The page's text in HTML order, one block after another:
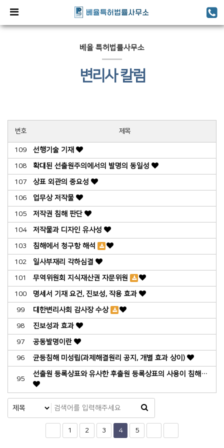
베율 특허법률사무소
변리사 칼럼
번호 제목
109
선행기술 기재
108
확대된 선출원주의에서의 발명의 동일성
107
상표 외관의 중요성
106
업무상 저작물
105
저작권 침해 판단
104
저작물과 디자인 유사성
103
침해에서 청구항 해석
102
일사부재리 각하심결
101
무역위원회 지식재산권 자문위원
100
명세서 기재 요건, 진보성, 작용 효과
99
대한변리사회 감사장 수상
98
진보성과 효과
97
공동발명이란
96
균등침해 미성립(과제해결원리 공지, 개별 효과 상이)
95
선출원 등록상표와 유사한 후출원 등록상표의 사용이 침해…
1 2 3 4 5